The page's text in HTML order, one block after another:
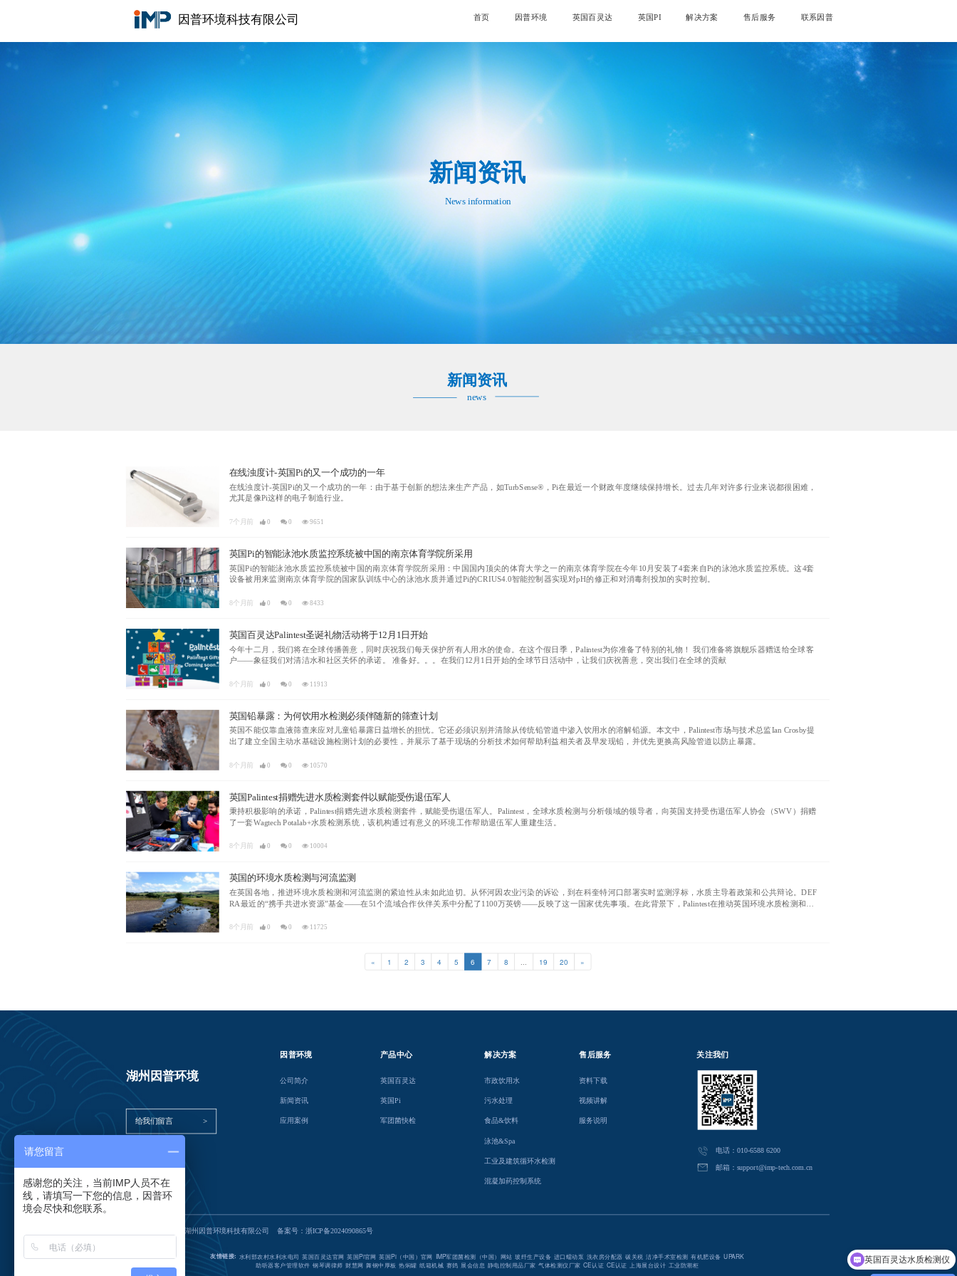
首页 因普环境 英国百灵达 英国PI 解决方案 售后服务 联系因普
因普环境科技有限公司
新闻资讯
News information
新闻资讯
news
在线浊度计-英国Pi的又一个成功的一年
在线浊度计-英国Pi的又一个成功的一年：由于基于创新的想法来生产产品，如TurbSense®，Pi在最近一个财政年度继续保持增长。过去几年对许多行业来说都很困难，
尤其是像Pi这样的电子制造行业。
7个月前 0 0 9651
英国Pi的智能泳池水质监控系统被中国的南京体育学院所采用
英国Pi的智能泳池水质监控系统被中国的南京体育学院所采用：中国国内顶尖的体育大学之一的南京体育学院在今年10月安装了4套来自Pi的泳池水质监控系统。这4套
设备被用来监测南京体育学院的国家队训练中心的泳池水质并通过Pi的CRIUS4.0智能控制器实现对pH的修正和对消毒剂投加的实时控制。
8个月前 0 0 8433
英国百灵达Palintest圣诞礼物活动将于12月1日开始
今年十二月，我们将在全球传播善意，同时庆祝我们每天保护所有人用水的使命。在这个假日季，Palintest为你准备了特别的礼物！ 我们准备将旗舰乐器赠送给全球客
户——象征我们对清洁水和社区关怀的承诺。 准备好。。。在我们12月1日开始的全球节日活动中，让我们庆祝善意，突出我们在全球的贡献
8个月前 0 0 11913
英国铅暴露：为何饮用水检测必须伴随新的筛查计划
英国不能仅靠血液筛查来应对儿童铅暴露日益增长的担忧。它还必须识别并清除从传统铅管道中渗入饮用水的溶解铅源。本文中，Palintest市场与技术总监Ian Crosby提
出了建立全国主动水基础设施检测计划的必要性，并展示了基于现场的分析技术如何帮助利益相关者及早发现铅，并优先更换高风险管道以防止暴露。
8个月前 0 0 10570
英国Palintest捐赠先进水质检测套件以赋能受伤退伍军人
秉持积极影响的承诺，Palintest捐赠先进水质检测套件，赋能受伤退伍军人。Palintest，全球水质检测与分析领域的领导者，向英国支持受伤退伍军人协会（SWV）捐赠
了一套Wagtech Potalab+水质检测系统，该机构通过有意义的环境工作帮助退伍军人重建生活。
8个月前 0 0 10004
英国的环境水质检测与河流监测
在英国各地，推进环境水质检测和河流监测的紧迫性从未如此迫切。从怀河因农业污染的诉讼，到在科奎特河口部署实时监测浮标，水质主导着政策和公共辩论。DEF
RA最近的“携手共进水资源”基金——在51个流域合作伙伴关系中分配了1100万英镑——反映了这一国家优先事项。在此背景下，Palintest在推动英国环境水质检测和河
8个月前 0 0 11725
« 1 2 3 4 5 6 7 8 19 20 »
给我们留言               >
因普环境 产品中心 解决方案 售后服务
公司简介
新闻资讯
应用案例
英国百灵达
英国Pi
军团菌快检
市政饮用水
污水处理
食品&饮料
泳池&Spa
工业及建筑循环水检测
混凝加药控制系统
资料下载
视频讲解
服务说明
关注我们
Copyright  © 2025 ,湖州因普环境科技有限公司    备案号： 浙ICP备2024090865号
湖州因普环境
电话：010-6588 6200
邮箱：support@imp-tech.com.cn
友情链接: 水利部农村水利水电司 英国百灵达官网 英国Pi官网 英国Pi（中国）官网 IMP军团菌检测（中国）网站 玻纤生产设备 进口蠕动泵 洗衣房分配器 碳关税 洁净手术室检测 有机肥设备 UPARK
助听器客户管理软件 钢琴调律师 财慧网 舞钢中厚板 热焖罐 纸箱机械 赛鸽 展会信息 静电控制用品厂家 气体检测仪厂家 CE认证 CE认证 上海展台设计 工业防潮柜
英国百灵达水质检测仪
请您留言
感谢您的关注，当前IMP人员不在
线，请填写一下您的信息，因普环
境会尽快和您联系。